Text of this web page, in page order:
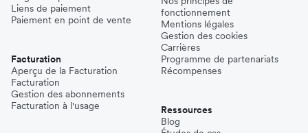
Liens de paiement
Paiement en point de vente
Facturation
Aperçu de la Facturation
Facturation
Gestion des abonnements
Facturation à l'usage
fonctionnement
Mentions légales
Gestion des cookies
Carrières
Programme de partenariats
Récompenses
Ressources
Blog